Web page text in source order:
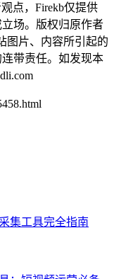
点，Firekb仅提供
场。版权归原作者
图片、内容所引起的
带责任。如发现本
集工具完全指南